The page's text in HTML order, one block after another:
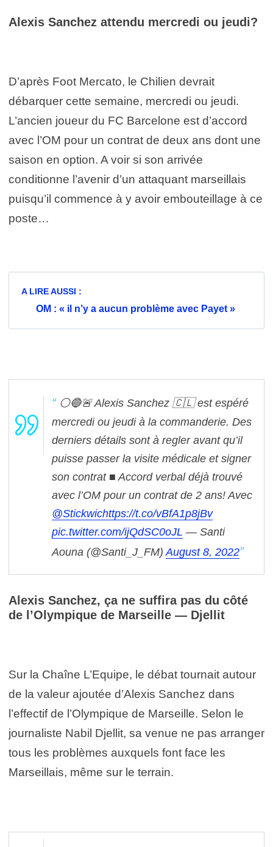
Alexis Sanchez attendu mercredi ou jeudi?
D’après Foot Mercato, le Chilien devrait
débarquer cette semaine, mercredi ou jeudi.
L’ancien joueur du FC Barcelone est d’accord
avec l’OM pour un contrat de deux ans dont une
saison en option. A voir si son arrivée
conditionne l’avenir d’un attaquant marseillais
puisqu’il commence à y avoir embouteillage à ce
poste…
A LIRE AUSSI :
OM : « il n’y a aucun problème avec Payet »
⚪️🔵🚨 Alexis Sanchez 🇨🇱 est espéré
mercredi ou jeudi à la commanderie. Des
derniers détails sont à regler avant qu’il
puisse passer la visite médicale et signer
son contrat ■ Accord verbal déjà trouvé
avec l’OM pour un contrat de 2 ans! Avec
@Stickwichttps://t.co/vBfA1p8jBv
pic.twitter.com/ijQdSC0oJL — Santi
Aouna (@Santi_J_FM)August 8, 2022
Alexis Sanchez, ça ne suffira pas du côté
de l’Olympique de Marseille — Djellit
Sur la Chaîne L’Equipe, le débat tournait autour
de la valeur ajoutée d’Alexis Sanchez dans
l’effectif de l’Olympique de Marseille. Selon le
journaliste Nabil Djellit, sa venue ne pas arranger
tous les problèmes auxquels font face les
Marseillais, même sur le terrain.